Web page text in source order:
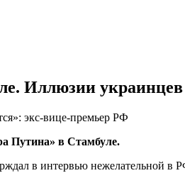
Иллюзии
Путина» в Стамбуле.
в интервью нежелательной в